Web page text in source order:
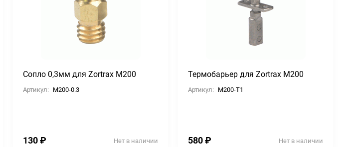
Сопло 0,3мм для Zortrax M200
Артикул: M200-0.3
130₽ Нет в наличии
Термобарьер для Zortrax M200
Артикул: M200-T1
580₽ Нет в наличии